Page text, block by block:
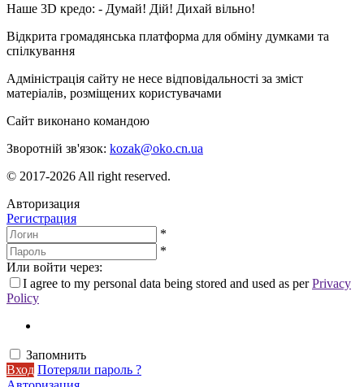
Наше 3D кредо: - Думай! Дій! Дихай вільно!
Відкрита громадянська платформа для обміну думками та
спілкування
Адміністрація сайту не несе відповідальності за зміст
матеріалів, розміщених користувачами
Сайт виконано командою
Зворотній зв'язок: kozak@oko.cn.ua
© 2017-2026 All right reserved.
Авторизация
Регистрация
*
*
Или войти через:
I agree to my personal data being stored and used as perPrivacy
Policy
Запомнить
Вход Потеряли пароль ?